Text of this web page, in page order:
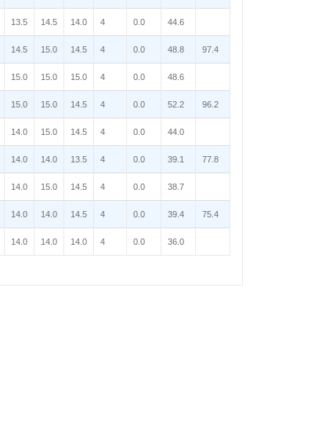
13.5 14.5 14.0 4 0.0 44.6
14.5 15.0 14.5 4 0.0 48.8 97.4
15.0 15.0 15.0 4 0.0 48.6
15.0 15.0 14.5 4 0.0 52.2 96.2
14.0 15.0 14.5 4 0.0 44.0
14.0 14.0 13.5 4 0.0 39.1 77.8
14.0 15.0 14.5 4 0.0 38.7
14.0 14.0 14.5 4 0.0 39.4 75.4
14.0 14.0 14.0 4 0.0 36.0